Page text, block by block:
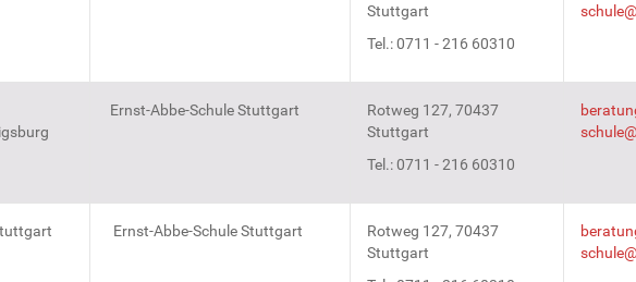
Stuttgart
Tel.: 0711 - 216 60310
Ernst-Abbe-Schule Stuttgart
Rotweg 127, 70437
Stuttgart
Tel.: 0711 - 216 60310
Ernst-Abbe-Schule Stuttgart
Rotweg 127, 70437
Stuttgart